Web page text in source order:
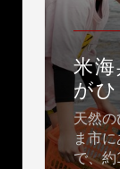
米
が
天然
ま市
で、